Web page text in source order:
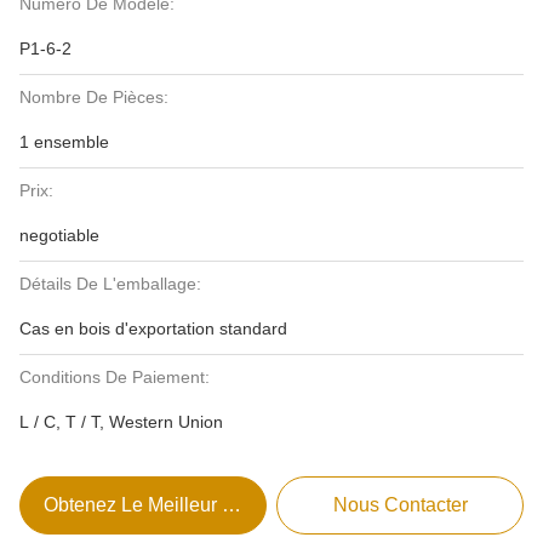
P1-6-2
Nombre De Pièces:
1 ensemble
Prix:
negotiable
Détails De L'emballage:
Cas en bois d'exportation standard
Conditions De Paiement:
L / C, T / T, Western Union
Obtenez Le Meilleur Prix Nous Contacter